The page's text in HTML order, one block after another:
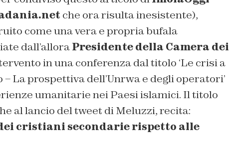
che ora risulta inesistente),
come una vera e propria bufala
dall’alloraPresidente della Camera dei
in una conferenza dal titolo ‘Le crisi a
La prospettiva dell’Unrwa e degli operatori’
umanitarie nei Paesi islamici. Il titolo
al lancio del tweet di Meluzzi, recita:
cristiani secondarie rispetto alle